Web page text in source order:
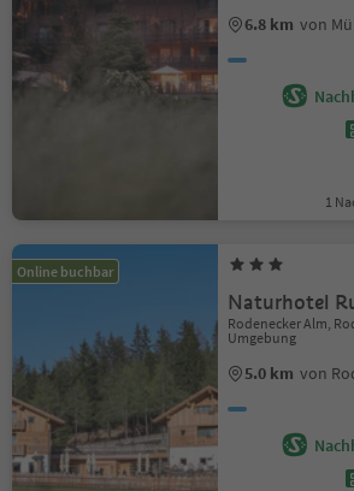
6.8 km von
1
Online buchbar
Naturhotel
Rodenecker Alm,
Umgebung
5.0 km von